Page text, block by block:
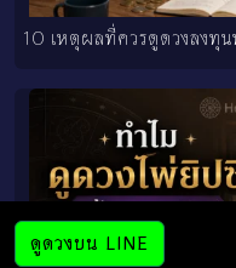
10 เหตุผลที่ควรดูดวงลงทุน
ดูดวงบน LINE